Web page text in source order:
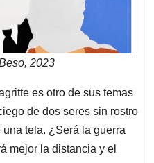
2023
es otro de sus temas
de dos seres sin rostro
tela. ¿Será la guerra
mejor la distancia y el